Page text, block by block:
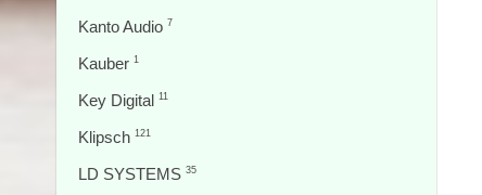
Kanto Audio 7
Kauber 1
Key Digital 11
Klipsch 121
LD SYSTEMS 35